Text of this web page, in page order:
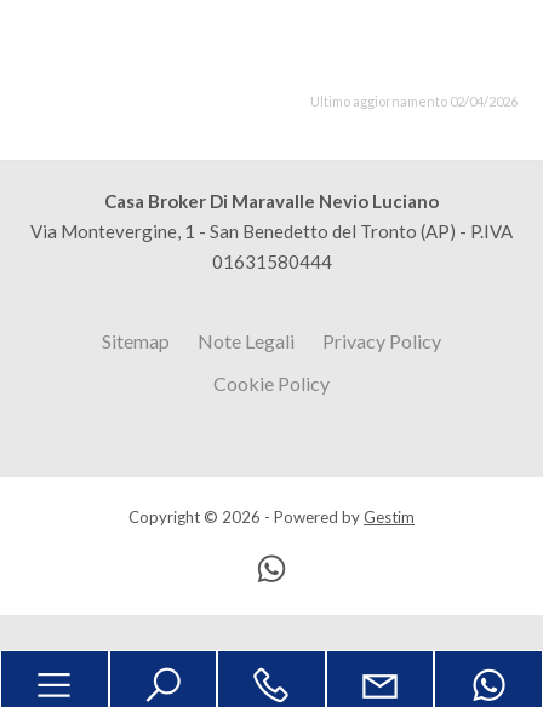
Ultimo aggiornamento 02/04/2026
Casa Broker Di Maravalle Nevio Luciano
Via Montevergine, 1 - San Benedetto del Tronto (AP) - P.IVA
01631580444
Sitemap Note Legali
Privacy Policy
Cookie Policy
Copyright © 2026 - Powered byGestim